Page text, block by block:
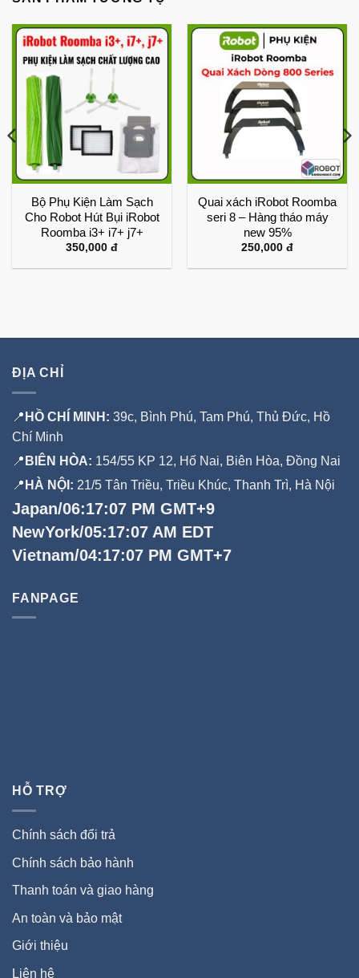
Bộ Phụ Kiện Làm Sạch
Cho Robot Hút Bụi iRobot
Roomba i3+ i7+ j7+
350,000 đ
Quai xách iRobot Roomba
seri 8 – Hàng tháo máy
new 95%
250,000 đ
ĐỊA CHỈ
📍 HỒ CHÍ MINH: 39c, Bình Phú, Tam Phú, Thủ Đức, Hồ
Chí Minh
📍 BIÊN HÒA: 154/55 KP 12, Hố Nai, Biên Hòa, Đồng Nai
📍 HÀ NỘI: 21/5 Tân Triều, Triều Khúc, Thanh Trì, Hà Nội
Japan/06:17:08 PM GMT+9
NewYork/05:17:08 AM EDT
Vietnam/04:17:08 PM GMT+7
FANPAGE
HỖ TRỢ
Chính sách đổi trả
Chính sách bảo hành
Thanh toán và giao hàng
An toàn và bảo mật
Giới thiệu
Liên hệ